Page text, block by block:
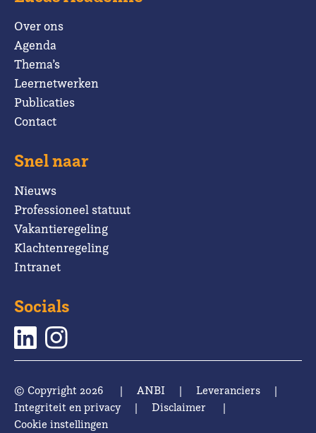
Over ons
Agenda
Thema’s
Leernetwerken
Publicaties
Contact
Snel naar
Nieuws
Professioneel statuut
Vakantieregeling
Klachtenregeling
Intranet
Socials
© Copyright 2026 | ANBI | Leveranciers
|
Integriteit en privacy
| Disclaimer
|
Cookie instellingen